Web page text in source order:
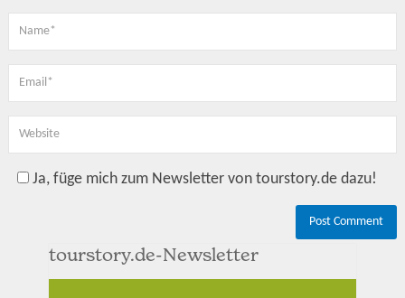
Ja, füge mich zum Newsletter von tourstory.de dazu!
tourstory.de-Newsletter